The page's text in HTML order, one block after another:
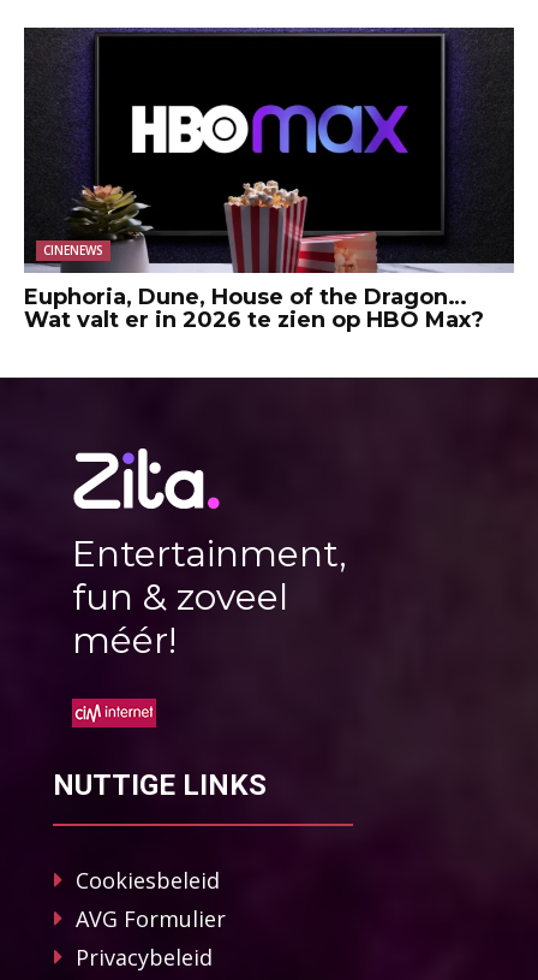
CINENEWS
Euphoria, Dune, House of the Dragon…
Wat valt er in 2026 te zien op HBO Max?
Entertainment,
fun & zoveel
méér!
NUTTIGE LINKS
Cookiesbeleid
AVG Formulier
Privacybeleid